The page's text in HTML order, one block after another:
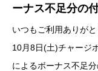
ーナス不足分の
いつもご利用ありがと
10月8日(土)チャージ
によるボーナス不足